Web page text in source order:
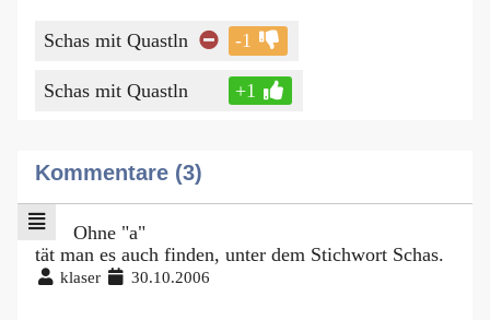
Schas mit Quastln -1
Schas mit Quastln +1
Kommentare (3)
Ohne "a"
tät man es auch finden, unter dem Stichwort Schas.
klaser 30.10.2006